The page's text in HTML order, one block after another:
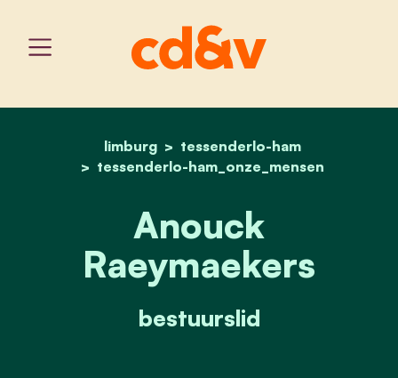
home
limburg
tessenderlo-ham
tessenderlo-ham_onze_mensen
anouck raeymaekers
Anouck
Raeymaekers
bestuurslid